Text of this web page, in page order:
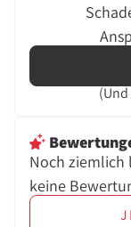
(Und
Noch ziemlich
keine